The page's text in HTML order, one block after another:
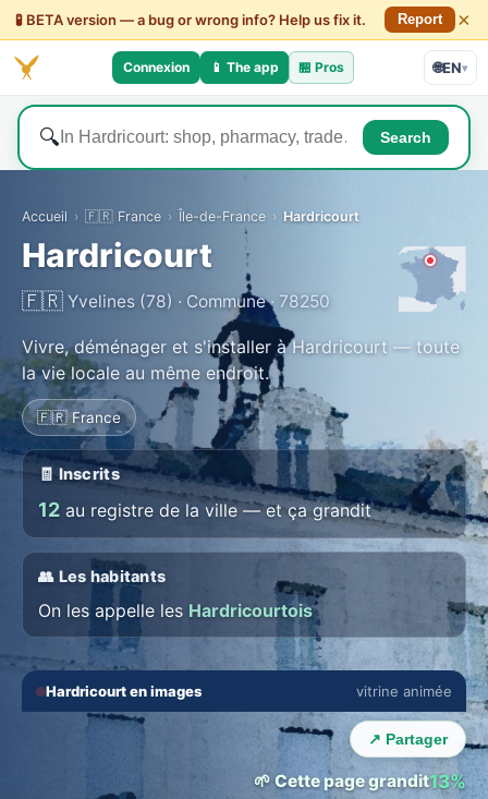
🧪 BETA version — a bug or wrong info? Help us fix it. Report ×
Connexion 📱 The app 🏪 Pros 🌐EN▾
🔍 Search
Accueil › 🇫🇷 France › Île-de-France › Hardricourt
Hardricourt
🇫🇷 Yvelines (78) · Commune · 78250
Vivre, déménager et s'installer à Hardricourt — toute
la vie locale au même endroit.
🇫🇷 France
🧾 Inscrits
12 au registre de la ville — et ça grandit
👥 Les habitants
On les appelle les Hardricourtois
Hardricourt en images vitrine animée
‹ ›
🔇 ⛶
↗ Partager
🌱 Cette page grandit13%